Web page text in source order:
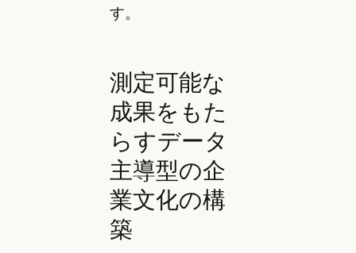
す。
測定可能な
成果をもた
らすデータ
主導型の企
業文化の構
築